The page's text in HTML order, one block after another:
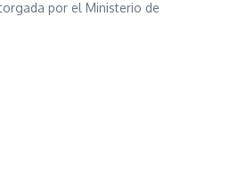
por el Ministerio de